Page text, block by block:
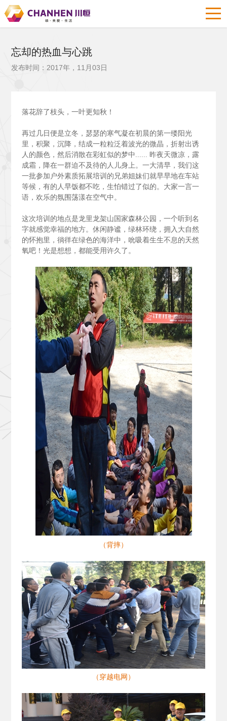
忘却的热血与心跳
发布时间：2017年，11月03日
落花辞了枝头，一叶更知秋！
再过几日便是立冬，瑟瑟的寒气凝在初晨的第一缕阳光
里，积聚，沉降，结成一粒粒泛着波光的微晶，折射出诱
人的颜色，然后消散在彩虹似的梦中...... 昨夜天微凉，露
成霜，降在一群迫不及待的人儿身上。一大清早，我们这
一批参加户外素质拓展培训的兄弟姐妹们就早早地在车站
等候，有的人早饭都不吃，生怕错过了似的。大家一言一
语，欢乐的氛围荡漾在空气中。
这次培训的地点是龙里龙架山国家森林公园，一个听到名
字就感觉幸福的地方。休闲静谧，绿林环绕，拥入大自然
的怀抱里，徜徉在绿色的海洋中，吮吸着生生不息的天然
氧吧！光是想想，都能受用许久了。
（背摔）
（穿越电网）